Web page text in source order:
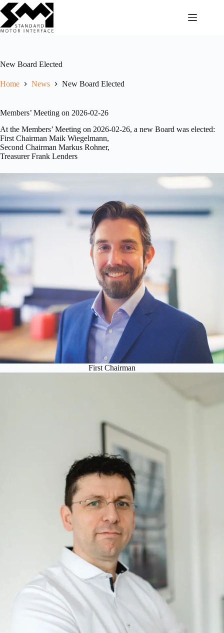
Skip
to
content
New Board Elected
Home News New Board Elected
Members’ Meeting on 2026-02-26
At the Members’ Meeting on 2026-02-26, a new Board was elected:
First Chairman Maik Wiegelmann,
Second Chairman Markus Rohner,
Treasurer Frank Lenders
First Chairman